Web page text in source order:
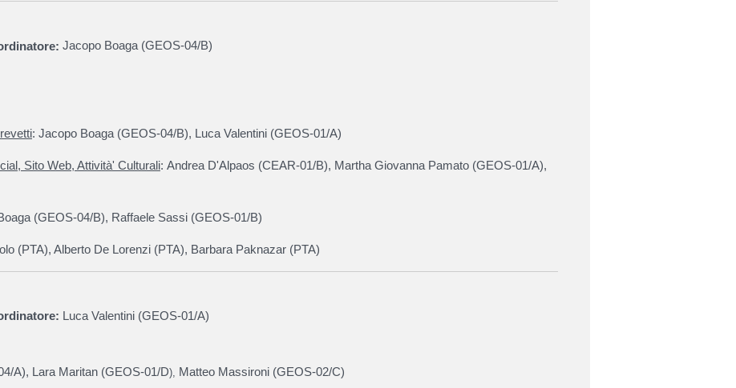
Jacopo Boaga (GEOS-04/B)
: Jacopo Boaga (GEOS-04/B), Luca Valentini (GEOS-01/A)
Sito Web, Attività' Culturali: Andrea D'Alpaos (CEAR-01/B), Martha Giovanna Pamato (GEOS-01/A),
(GEOS-04/B), Raffaele Sassi (GEOS-01/B)
(PTA), Alberto De Lorenzi (PTA), Barbara Paknazar (PTA)
Luca Valentini (GEOS-01/A)
A), Lara Maritan (GEOS-01/D), Matteo Massironi (GEOS-02/C)